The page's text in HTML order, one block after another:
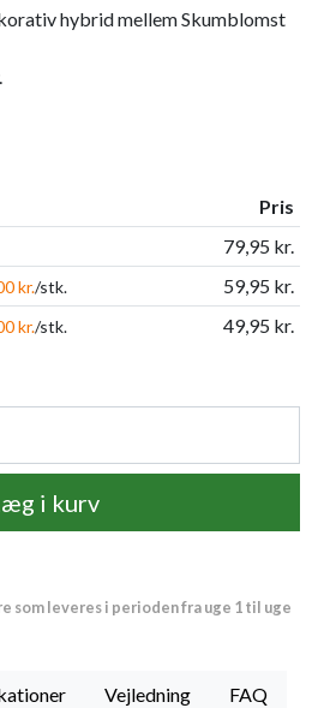
hybrid mellem Skumblomst
Pris
79,95 kr.
kr./stk.
59,95 kr.
kr./stk. 49,95 kr.
i kurv
som leveres i perioden fra uge 1 til uge
Vejledning FAQ